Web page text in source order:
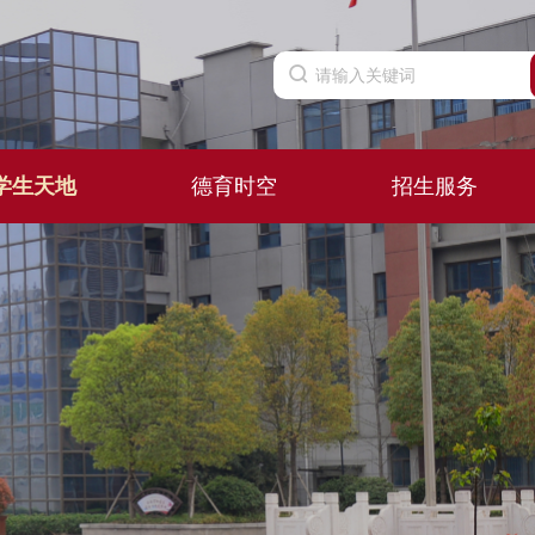
生天地 德育时空 招生服务